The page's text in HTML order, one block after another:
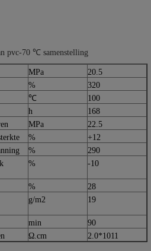
pvc-70 ℃ samenstelling
MPa
20.5
%
320
℃
100
h
168
MPa
22.5
%
+12
%
290
% -10
%
28
g/m2 19
min
90
Ω.cm 2.0*1011